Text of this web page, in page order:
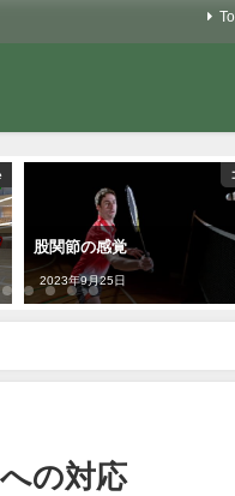
股関節の感覚
2023年9月25日
の対応